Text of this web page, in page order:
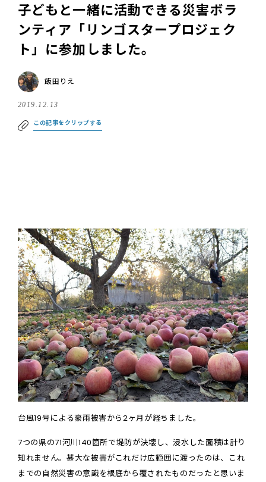
子どもと一緒に活動できる災害ボラ
ンティア「リンゴスタープロジェク
ト」に参加しました。
飯田りえ
2019.12.13
この記事をクリップする
台風19号による豪雨被害から2ヶ月が経ちました。
7つの県の71河川140箇所で堤防が決壊し、浸水した面積は計り
知れません。甚大な被害がこれだけ広範囲に渡ったのは、これ
までの自然災害の意識を根底から覆されたものだったと思いま